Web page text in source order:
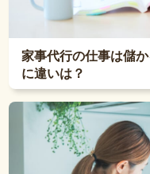
家事代行の仕事は儲
に違いは？